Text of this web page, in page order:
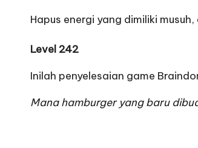
Hapus energi yang dimiliki
Level 242
Inilah penyelesaian game
Mana hamburger yang baru